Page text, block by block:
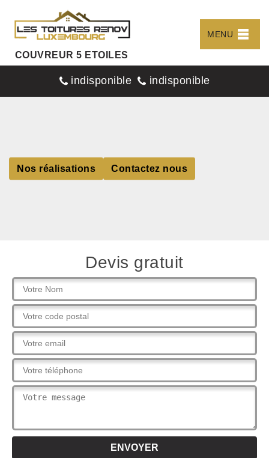
COUVREUR 5 ETOILES
MENU
indisponible indisponible
Nos réalisations Contactez nous
Devis gratuit